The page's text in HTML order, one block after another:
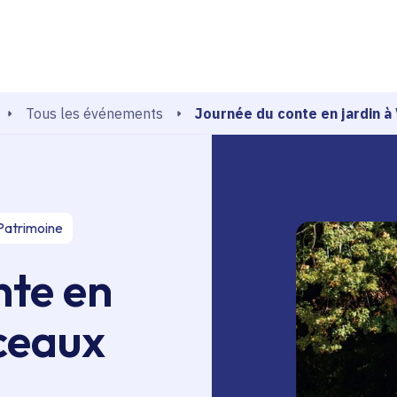
Tous les événements Journée du conte en jardin à
en